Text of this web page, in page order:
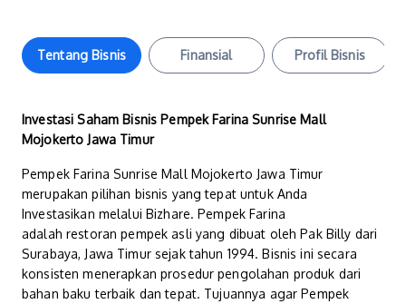
Tentang Bisnis Finansial Profil Bisnis
Investasi Saham Bisnis Pempek Farina Sunrise Mall
Mojokerto Jawa Timur
Pempek Farina Sunrise Mall Mojokerto Jawa Timur
merupakan pilihan bisnis yang tepat untuk Anda
Investasikan melalui Bizhare. Pempek Farina
adalah restoran pempek asli yang dibuat oleh Pak Billy dari
Surabaya, Jawa Timur sejak tahun 1994. Bisnis ini secara
konsisten menerapkan prosedur pengolahan produk dari
bahan baku terbaik dan tepat. Tujuannya agar Pempek